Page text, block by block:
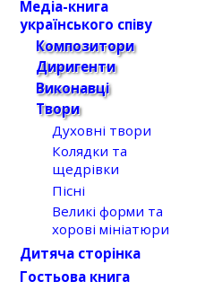
Медіа-книга
українського співу
Композитори
Диригенти
Виконавці
Твори
Духовні твори
Колядки та
щедрівки
Пісні
Великі форми та
хорові мініатюри
Дитяча сторінка
Гостьова книга